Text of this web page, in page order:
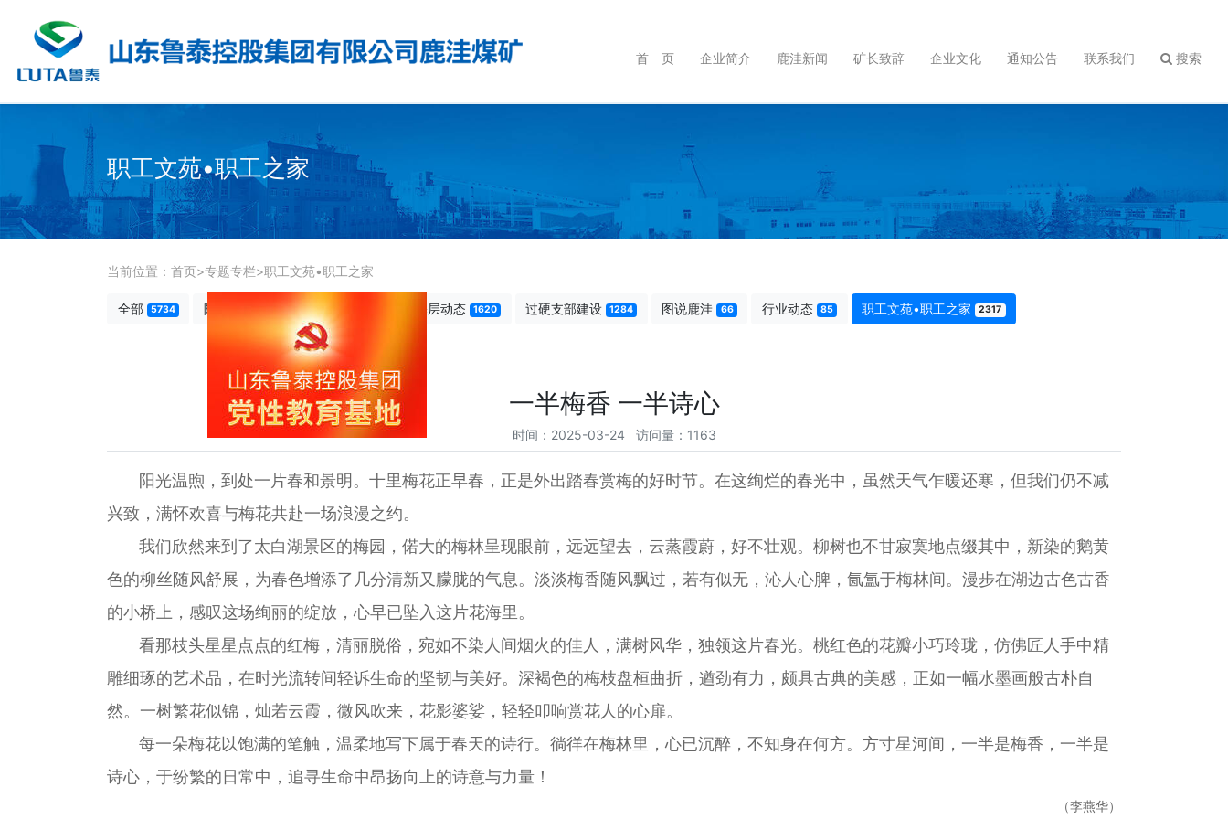
首 页 企业简介 鹿洼新闻 矿长致辞 企业文化 通知公告 联系我们 搜索
职工文苑•职工之家
当前位置： 首页>专题专栏>职工文苑•职工之家
全部 5734 降本增效 123 先模人物 基层动态 1620 过硬支部建设 1284 图说鹿洼 66 行业动态 85 职工文苑•职工之家 2317
一半梅香 一半诗心
时间：2025-03-24 访问量：1163
阳光温煦，到处一片春和景明。十里梅花正早春，正是外出踏春赏梅的好时节。在这绚烂的春光中，虽然天气乍暖还寒，但我们仍不减
兴致，满怀欢喜与梅花共赴一场浪漫之约。
我们欣然来到了太白湖景区的梅园，偌大的梅林呈现眼前，远远望去，云蒸霞蔚，好不壮观。柳树也不甘寂寞地点缀其中，新染的鹅黄
色的柳丝随风舒展，为春色增添了几分清新又朦胧的气息。淡淡梅香随风飘过，若有似无，沁人心脾，氤氲于梅林间。漫步在湖边古色古香
的小桥上，感叹这场绚丽的绽放，心早已坠入这片花海里。
看那枝头星星点点的红梅，清丽脱俗，宛如不染人间烟火的佳人，满树风华，独领这片春光。桃红色的花瓣小巧玲珑，仿佛匠人手中精
雕细琢的艺术品，在时光流转间轻诉生命的坚韧与美好。深褐色的梅枝盘桓曲折，遒劲有力，颇具古典的美感，正如一幅水墨画般古朴自
然。一树繁花似锦，灿若云霞，微风吹来，花影婆娑，轻轻叩响赏花人的心扉。
每一朵梅花以饱满的笔触，温柔地写下属于春天的诗行。徜徉在梅林里，心已沉醉，不知身在何方。方寸星河间，一半是梅香，一半是
诗心，于纷繁的日常中，追寻生命中昂扬向上的诗意与力量！
（李燕华）